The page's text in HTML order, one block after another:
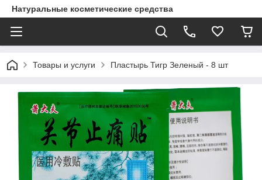
Натуральные косметические средства
Товары и услуги Пластырь Тигр Зеленый - 8 шт